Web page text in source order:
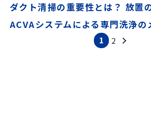
ダクト清掃の重要性とは？ 放置
ACVAシステムによる専門洗浄の
1 2